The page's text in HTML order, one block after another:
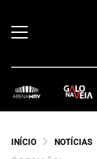
INÍCIO NOTÍCIAS